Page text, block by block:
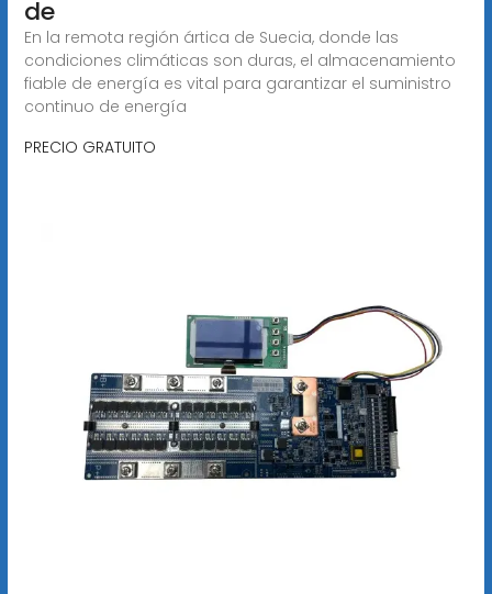
de
En la remota región ártica de Suecia, donde las
condiciones climáticas son duras, el almacenamiento
fiable de energía es vital para garantizar el suministro
continuo de energía
PRECIO GRATUITO